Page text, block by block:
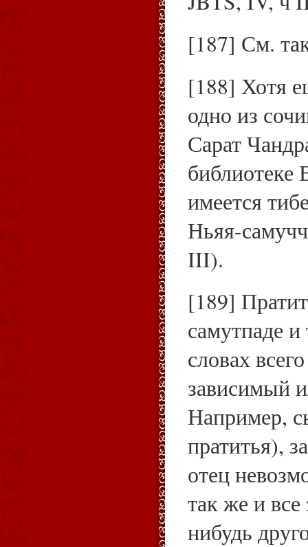
[187] См.
[188] Хотя
одно из
Сарат
библиотеке
имеется
Ньяя-
III).
[189]
самутпаде
словах
зависимый
Например,
пратитья),
отец
так же и все
нибудь